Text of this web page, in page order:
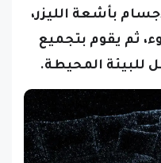
بأشعة الليزر،
ثم يقوم بتجميع
للبيئة المحيطة.